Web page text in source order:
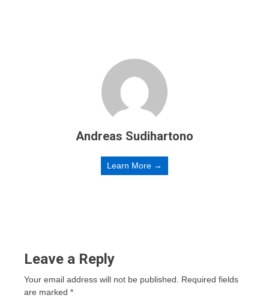
Andreas Sudihartono
Learn More →
Leave a Reply
Your email address will not be published. Required fields
are marked *